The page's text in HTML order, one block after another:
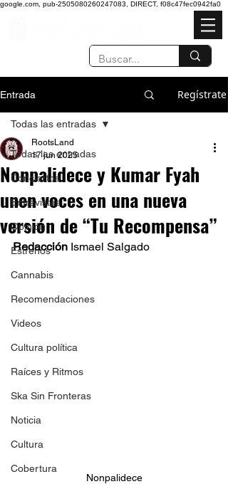
google.com, pub-2505080260247083, DIRECT, f08c47fec0942fa0
Entrada Regístrate
Todas las entradas
Conciertos
Entrevistas
Opinión
Estrenos
Cannabis
Recomendaciones
Videos
Cultura política
Raíces y Ritmos
Ska Sin Fronteras
Noticia
Cultura
Cobertura
Todas las entradas
Nonpalidece y Kumar Fyah
unen voces en una nueva
versión de “Tu Recompensa”
RootsLand
17 jun 2025
Redacción Ismael Salgado
Nonpalidece